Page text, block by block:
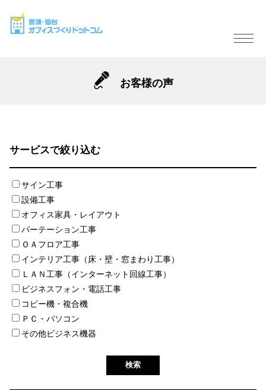
お客様の声
サービスで絞り込む
サイン工事
設備工事
オフィス家具・レイアウト
パーテーション工事
ＯＡフロア工事
インテリア工事（床・壁・窓まわり工事）
ＬＡＮ工事（インターネット回線工事）
ビジネスフォン・電話工事
コピー機・複合機
ＰＣ・パソコン
その他ビジネス機器